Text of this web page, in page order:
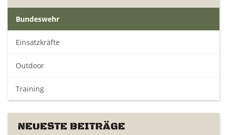
Bundeswehr
Einsatzkräfte
Outdoor
Training
NEUESTE BEITRÄGE